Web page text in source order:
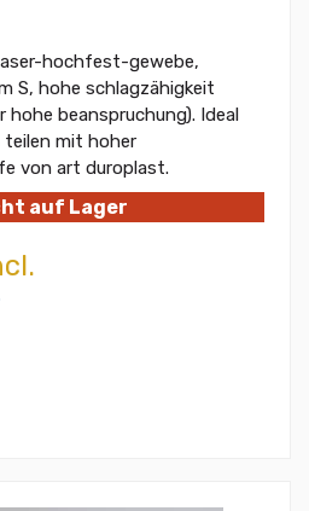
hochfest-gewebe,
S, hohe schlagzähigkeit
beanspruchung). Ideal
teilen mit hoher
von art duroplast.
auf Lager